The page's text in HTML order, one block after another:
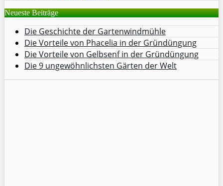
Neueste Beiträge
Die Geschichte der Gartenwindmühle
Die Vorteile von Phacelia in der Gründüngung
Die Vorteile von Gelbsenf in der Gründüngung
Die 9 ungewöhnlichsten Gärten der Welt